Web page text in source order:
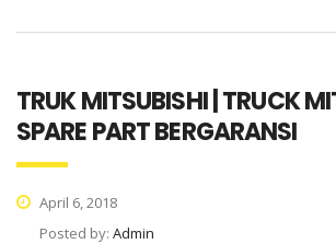
TRUK MITSUBISHI | TRUCK
SPARE PART BERGARANSI
April 6, 2018
Posted by: Admin